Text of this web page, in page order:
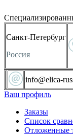
Санкт-Петербург
Россия
info@elica-
Ваш профиль
Заказы
Список
Отложенные